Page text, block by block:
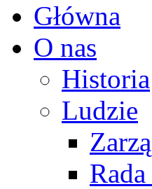
Główna
O nas
Historia
Ludzie